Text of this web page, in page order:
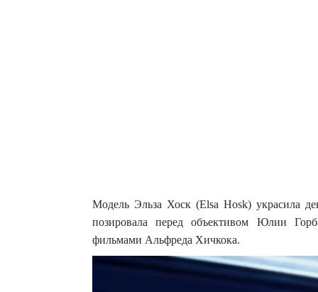
Модель Эльза Хоск (Elsa Hosk) украсила
позировала перед объективом Юлии
фильмами Альфреда Хичкока.